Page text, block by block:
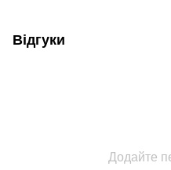
Відгуки
Додайте